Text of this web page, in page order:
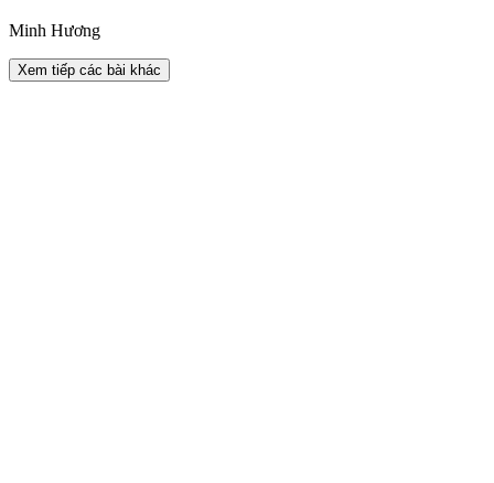
Minh Hương
Xem tiếp các bài khác